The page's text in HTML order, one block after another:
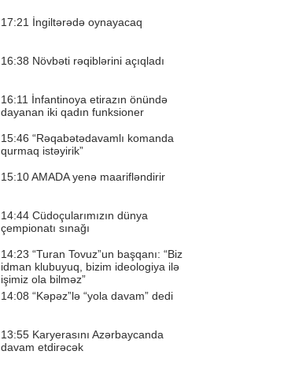
17:21 İngiltərədə oynayacaq
16:38 Növbəti rəqiblərini açıqladı
16:11 İnfantinoya etirazın önündə
dayanan iki qadın funksioner
15:46 “Rəqabətədavamlı komanda
qurmaq istəyirik”
15:10AMADA yenə maarifləndirir
14:44 Cüdoçularımızın dünya
çempionatı sınağı
14:23 “Turan Tovuz”un başqanı: “Biz
idman klubuyuq, bizim ideologiya ilə
işimiz ola bilməz”
14:08 “Kəpəz”lə “yola davam” dedi
13:55 Karyerasını Azərbaycanda
davam etdirəcək